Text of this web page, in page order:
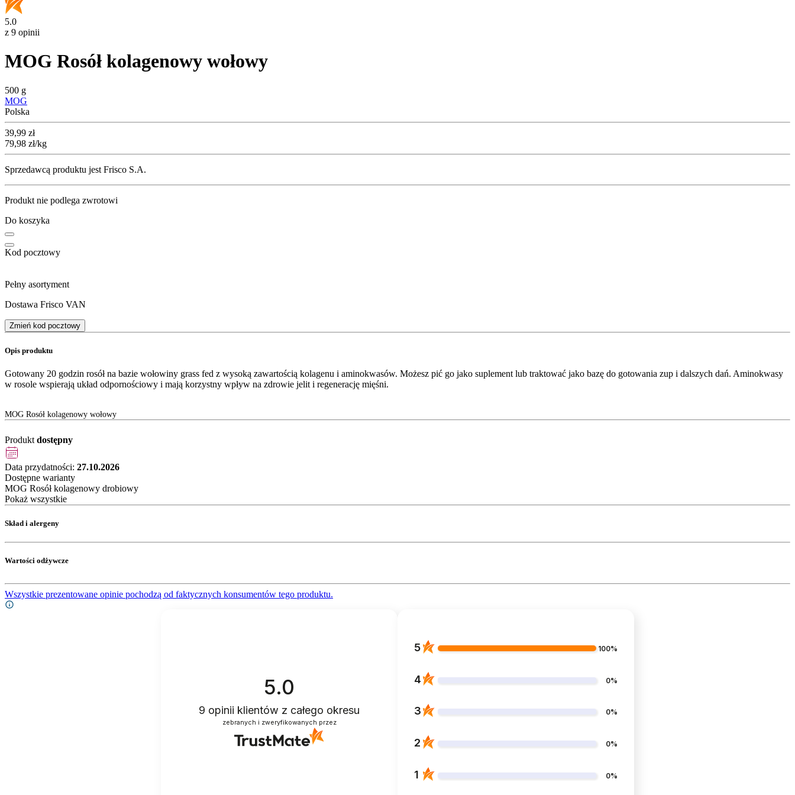
5.0
z 9 opinii
MOG Rosół kolagenowy wołowy
500 g
MOG
Polska
Cena
39,99 zł
79,98 zł/kg
Sprzedawcą produktu jest Frisco S.A.
Produkt nie podlega zwrotowi
Do koszyka
Kod pocztowy
Pełny asortyment
Dostawa Frisco VAN
Zmień kod pocztowy
Opis produktu
Gotowany 20 godzin rosół na bazie wołowiny grass fed z wysoką zawartością kolagenu i aminokwasów. Możesz pić go jako suplement lub traktować jako bazę do gotowania zup i dalszych dań. Aminokwasy
w rosole wspierają układ odpornościowy i mają korzystny wpływ na zdrowie jelit i regenerację mięśni.
MOG Rosół kolagenowy wołowy
Produkt dostępny
Data przydatności: 27.10.2026
Dostępne warianty
MOG Rosół kolagenowy drobiowy
Pokaż wszystkie
Skład i alergeny
Wartości odżywcze
Wszystkie prezentowane opinie pochodzą od faktycznych konsumentów tego produktu.
5.0
9 opinii klientów z całego okresu
zebranych i zweryfikowanych przez
5 100%
4 0%
3 0%
2 0%
1 0%